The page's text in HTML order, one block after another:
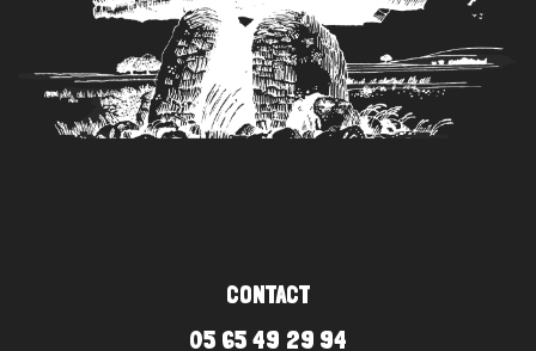
CONTACT
05 65 49 29 94